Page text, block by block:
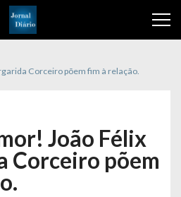
Corceiro põem fim à relação.
João Félix
Corceiro põem